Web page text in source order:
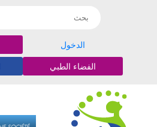
الدخول
الفضاء الطبي